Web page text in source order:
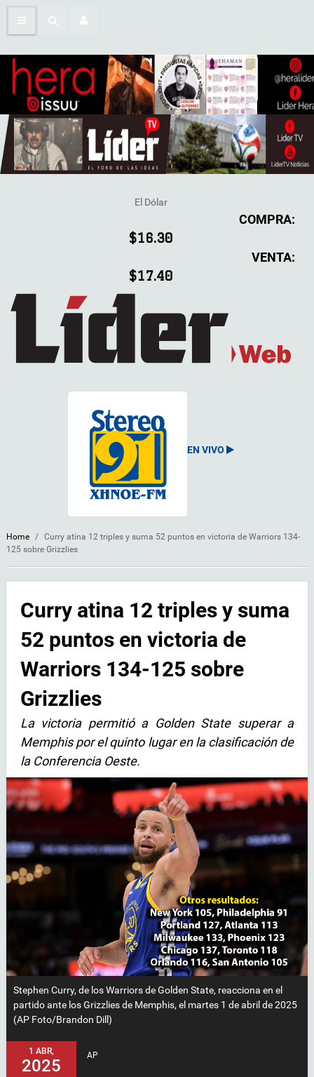
El Dólar
COMPRA:
$16.30
VENTA:
$17.40
EN VIVO
Home / Curry atina 12 triples y suma 52 puntos en victoria de Warriors 134-
125 sobre Grizzlies
Curry atina 12 triples y suma
52 puntos en victoria de
Warriors 134-125 sobre
Grizzlies
La victoria permitió a Golden State superar a
Memphis por el quinto lugar en la clasificación de
la Conferencia Oeste.
Stephen Curry, de los Warriors de Golden State, reacciona en el
partido ante los Grizzlies de Memphis, el martes 1 de abril de 2025
(AP Foto/Brandon Dill)
1 ABR,
2025
AP